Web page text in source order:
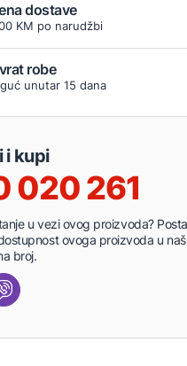
dostave
KM po narudžbi
robe
unutar 15 dana
i kupi
020 261
u vezi ovog proizvoda?
ovoga proizvoda u
broj.